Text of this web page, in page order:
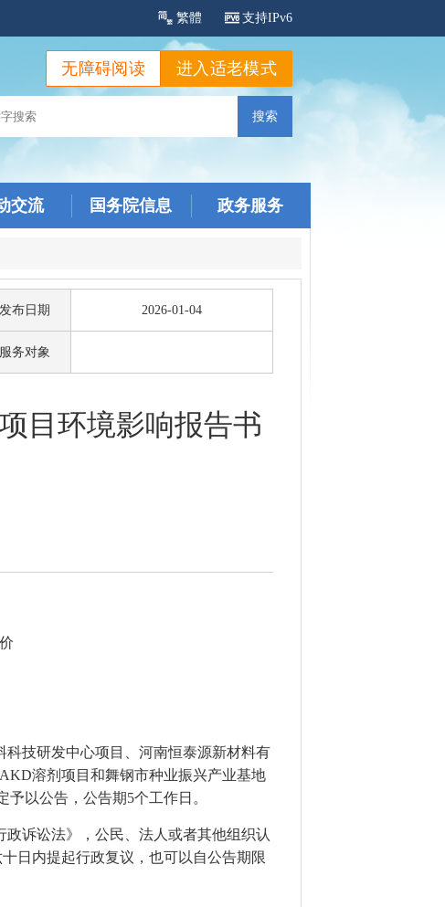
繁體 支持IPv6
进入适老模式
无障碍阅读
交流 国务院信息 政务服务
发布日期 2026-01-04
服务对象
目环境影响报告书
技研发中心项目、河南恒泰源新材料有
溶剂项目和舞钢市种业振兴产业基地
予以公告，公告期5个工作日。
诉讼法》，公民、法人或者其他组织认
日内提起行政复议，也可以自公告期限